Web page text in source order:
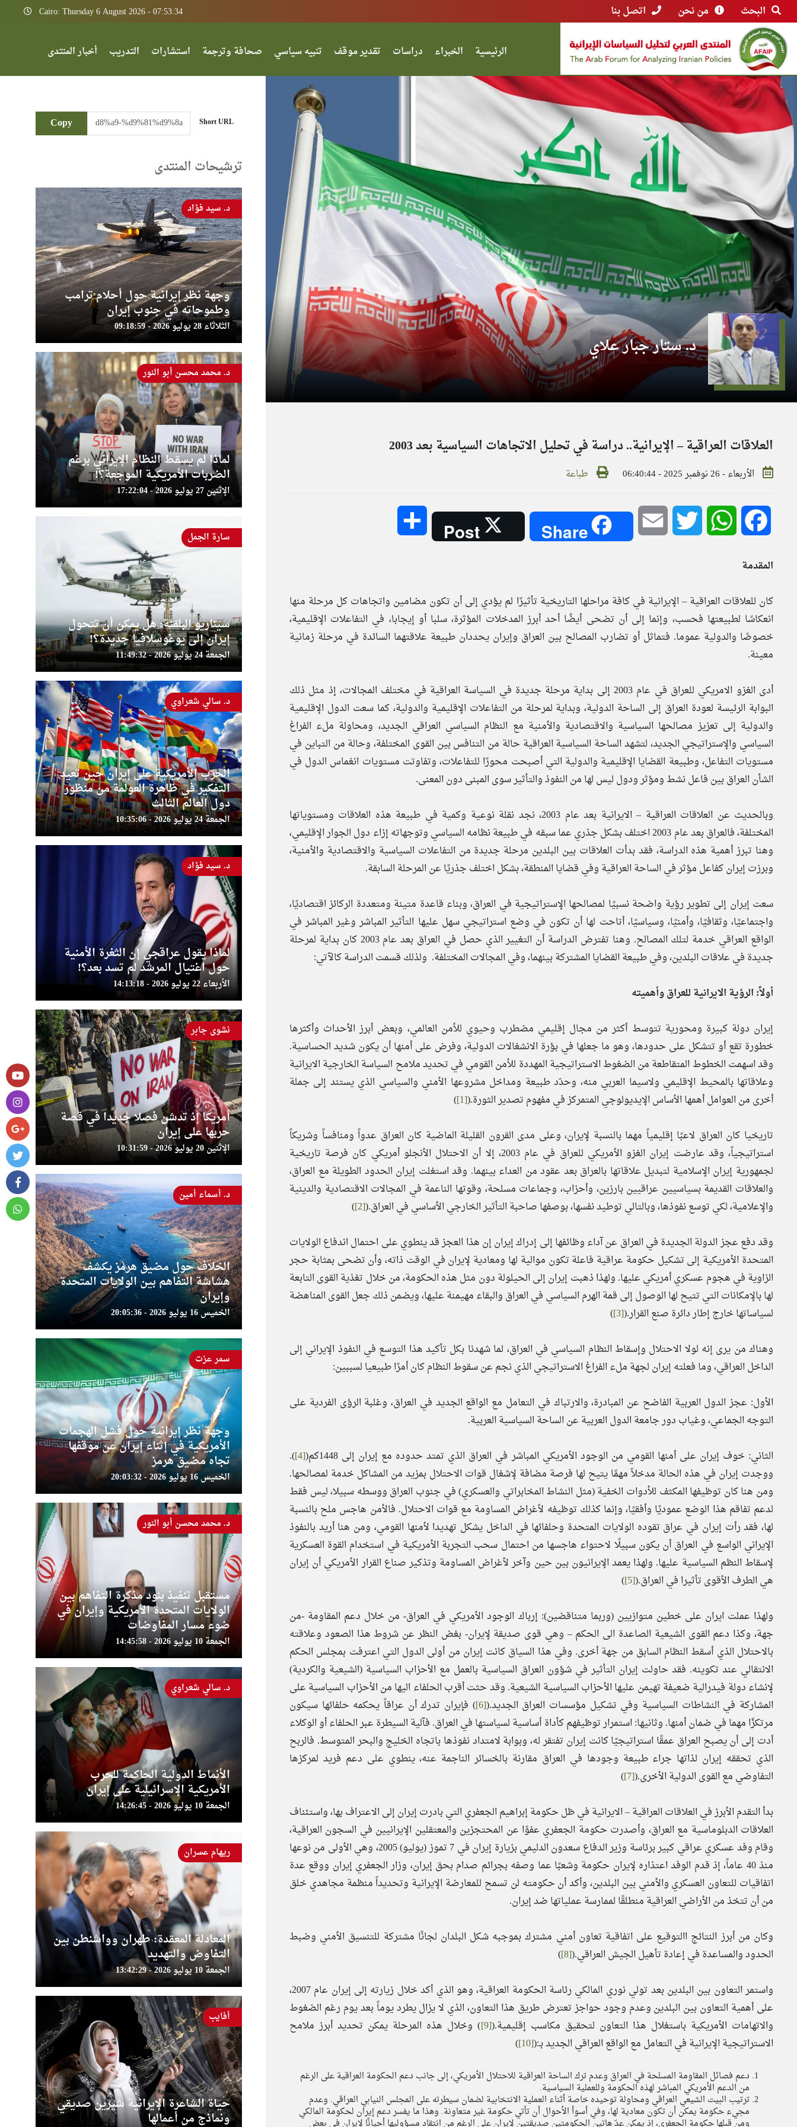
البحث من نحن اتصل بنا Cairo: Thursday 6 August 2026 - 07:53:34
الرئيسية الخبراء دراسات تقدير موقف تنبيه سياسي صحافة وترجمة استشارات التدريب أخبار المنتدى
د. ستار جبار علاي
العلاقات العراقية – الإيرانية.. دراسة في تحليل الاتجاهات السياسية بعد 2003
الأربعاء - 26 نوفمبر 2025 - 06:40:44 طباعة
Facebook
WhatsApp
Twitter
Email
Share
Post
المقدمة
كان للعلاقات العراقية – الإيرانية في كافة مراحلها التاريخية تأثيرًا لم يؤدي إلى أن تكون مضامين واتجاهات كل مرحلة منها
انعكاسًا لطبيعتها فحسب، وإنما إلى أن تضحى أيضًا أحد أبرز المدخلات المؤثرة، سلبا أو إيجابا، في التفاعلات الإقليمية،
خصوصًا والدولية عموما. فتماثل أو تضارب المصالح بين العراق وإيران يحددان طبيعة علاقتهما السائدة في مرحلة زمانية
معينة.
أدى الغزو الامريكي للعراق في عام 2003 إلى بداية مرحلة جديدة في السياسة العراقية في مختلف المجالات، إذ مثل ذلك
البوابة الرئيسة لعودة العراق إلى الساحة الدولية، وبداية لمرحلة من التفاعلات الإقليمية والدولية، كما سعت الدول الإقليمية
والدولية إلى تعزيز مصالحها السياسية والاقتصادية والأمنية مع النظام السياسي العراقي الجديد، ومحاولة ملء الفراغ
السياسي والإستراتيجي الجديد، لتشهد الساحة السياسية العراقية حالة من التنافس بين القوى المختلفة، وحالة من التباين في
مستويات التفاعل، وطبيعة القضايا الإقليمية والدولية التي أصبحت محورًا للتفاعلات، وتفاوتت مستويات انغماس الدول في
الشأن العراق بين فاعل نشط ومؤثر ودول ليس لها من النفوذ والتأثير سوى المبنى دون المعنى.
وبالحديث عن العلاقات العراقية – الايرانية بعد عام 2003، نجد نقلة نوعية وكمية في طبيعة هذه العلاقات ومستوياتها
المختلفة، فالعراق بعد عام 2003 اختلف بشكل جذري عما سبقه في طبيعة نظامه السياسي وتوجهاته إزاء دول الجوار الإقليمي،
وهنا تبرز أهمية هذه الدراسة، فقد بدأت العلاقات بين البلدين مرحلة جديدة من التفاعلات السياسية والاقتصادية والأمنية،
وبرزت إيران كفاعل مؤثر في الساحة العراقية وفي قضايا المنطقة، بشكل اختلف جذريًا عن المرحلة السابقة.
سعت إيران إلى تطوير رؤية واضحة نسبيًا لمصالحها الإستراتيجية في العراق، وبناء قاعدة متينة ومتعددة الركائز اقتصاديًا،
واجتماعيًا، وثقافيًا، وأمنيًا، وسياسيًا، أتاحت لها أن تكون في وضع استراتيجي سهل عليها التأثير المباشر وغير المباشر في
الواقع العراقي خدمة لتلك المصالح. وهنا تفترض الدراسة أن التغيير الذي حصل في العراق بعد عام 2003 كان بداية لمرحلة
جديدة في علاقات البلدين، وفي طبيعة القضايا المشتركة بينهما، وفي المجالات المختلفة. ولذلك قسمت الدراسة كالآتي:
أولاً: الرؤية الايرانية للعراق وأهميته
إيران دولة كبيرة ومحورية تتوسط أكثر من مجال إقليمي مضطرب وحيوي للأمن العالمي، وبعض أبرز الأحداث وأكثرها
خطورة تقع أو تتشكل على حدودها، وهو ما جعلها في بؤرة الانشغالات الدولية، وفرض على أمنها أن يكون شديد الحساسية.
وقد اسهمت الخطوط المتقاطعة من الضغوط الاستراتيجية المهددة للأمن القومي في تحديد ملامح السياسة الخارجية الايرانية
وعلاقاتها بالمحيط الإقليمي ولاسيما العربي منه، وحدّد طبيعة ومداخل مشروعها الأمني والسياسي الذي يستند إلى جملة
أخرى من العوامل أهمها الأساس الإيديولوجي المتمركز في مفهوم تصدير الثورة.([1]
)
تاريخيا كان العراق لاعبًا إقليمياً مهما بالنسبة لإيران، وعلى مدى القرون القليلة الماضية كان العراق عدواً ومنافساً وشريكاً
استراتيجياً، وقد عارضت إيران الغزو الأمريكي للعراق في عام 2003، إلا أن الاحتلال الأنجلو أمريكي كان فرصة تاريخية
لجمهورية إيران الإسلامية لتبديل علاقاتها بالعراق بعد عقود من العداء بينهما. وقد استغلت إيران الحدود الطويلة مع العراق،
والعلاقات القديمة بسياسيين عراقيين بارزين، وأحزاب، وجماعات مسلحة، وقوتها الناعمة في المجالات الاقتصادية والدينية
والإعلامية، لكي توسع نفوذها، وبالتالي توطيد نفسها، بوصفها صاحبة التأثير الخارجي الأساسي في العراق.([2]
)
وقد دفع عجز الدولة الجديدة في العراق عن آداء وظائفها إلى إدراك إيران إن هذا العجز قد ينطوي على احتمال اندفاع الولايات
المتحدة الأمريكية إلى تشكيل حكومة عراقية فاعلة تكون موالية لها ومعادية لإيران في الوقت ذاته، وأن تضحى بمثابة حجر
الزاوية في هجوم عسكري أمريكي عليها. ولهذا ذهبت إيران إلى الحيلولة دون مثل هذه الحكومة، من خلال تغذية القوى التابعة
لها بالإمكانات التي تتيح لها الوصول إلى قمة الهرم السياسي في العراق والبقاء مهيمنة عليها، ويضمن ذلك جعل القوى المناهضة
لسياساتها خارج إطار دائرة صنع القرار.([3]
)
وهناك من يرى إنه لولا الاحتلال وإسقاط النظام السياسي في العراق، لما شهدنا بكل تأكيد هذا التوسع في النفوذ الإيراني إلى
الداخل العراقي، وما فعلته إيران لجهة ملء الفراغ الاستراتيجي الذي نجم عن سقوط النظام كان أمرًا طبيعيا لسببين:
الأول: عجز الدول العربية الفاضح عن المبادرة، والارتباك في التعامل مع الواقع الجديد في العراق، وغلبة الرؤى الفردية على
التوجه الجماعي، وغياب دور جامعة الدول العربية عن الساحة السياسية العربية.
الثاني: خوف إيران على أمنها القومي من الوجود الأمريكي المباشر في العراق الذي تمتد حدوده مع إيران إلى 1448كم(
[4]
).
ووجدت إيران في هذه الحالة مدخلاً مهمًا يتيح لها فرصة مضافة لإشغال قوات الاحتلال بمزيد من المشاكل خدمة لمصالحها.
ومن هنا كان توظيفها المكثف للأدوات الخفية (مثل النشاط المخابراتي والعسكري) في جنوب العراق ووسطه سبيلا، ليس فقط
لدعم تفاقم هذا الوضع عموديًا وأفقيًا، وإنما كذلك توظيفه لأغراض المساومة مع قوات الاحتلال. فالأمن هاجس ملح بالنسبة
لها، فقد رأت إيران في عراق تقوده الولايات المتحدة وحلفائها في الداخل يشكل تهديدا لأمنها القومي، ومن هنا أريد بالنفوذ
الإيراني الواسع في العراق أن يكون سبيلًا لاحتواء هاجسها من احتمال سحب التجربة الأمريكية في استخدام القوة العسكرية
لإسقاط النظم السياسية عليها. ولهذا يعمد الإيرانيون بين حين وآخر لأغراض المساومة وتذكير صناع القرار الأمريكي أن إيران
هي الطرف الأقوى تأثيرا في العراق.([5]
)
ولهذا عملت ايران على خطين متوازيين (وربما متناقضين): إرباك الوجود الأمريكي في العراق- من خلال دعم المقاومة -من
جهة، وكذا دعم القوى الشيعية الصاعدة الى الحكم – وهي قوى صديقة لإيران- بغض النظر عن شروط هذا الصعود وعلاقته
بالاحتلال الذي أسقط النظام السابق من جهة أخرى. وفي هذا السياق كانت إيران من أولى الدول التي اعترفت بمجلس الحكم
الانتقالي عند تكوينه. فقد حاولت إيران التأثير في شؤون العراق السياسية بالعمل مع الأحزاب السياسية (الشيعية والكردية)
لإنشاء دولة فيدرالية ضعيفة تهيمن عليها الأحزاب السياسية الشيعية. وقد حثت أقرب الحلفاء اليها من الأحزاب السياسية على
المشاركة في النشاطات السياسية وفي تشكيل مؤسسات العراق الجديد.([6] ) فإيران تدرك أن عراقاً يحكمه حلفائها سيكون
مرتكزًا مهما في ضمان أمنها. وثانيها: استمرار توظيفهم كأداة أساسية لسياستها في العراق. فآلية السيطرة عبر الحلفاء أو الوكلاء
أدت إلى أن يصبح العراق عمقًا استراتيجيًا كانت إيران تفتقر له، وبوابة لامتداد نفوذها باتجاه الخليج والبحر المتوسط. فالربح
الذي تحققه إيران لذاتها جراء طبيعة وجودها في العراق مقارنة بالخسائر الناجمة عنه، ينطوي على دعم فريد لمركزها
التفاوضي مع القوى الدولية الأخرى.([7]
)
بدأ التقدم الأبرز في العلاقات العراقية – الايرانية في ظل حكومة إبراهيم الجعفري التي بادرت إيران إلى الاعتراف بها، واستئناف
العلاقات الدبلوماسية مع العراق، وأصدرت حكومة الجعفري عفوًا عن المحتجزين والمعتقلين الإيرانيين في السجون العراقية،
وقام وفد عسكري عراقي كبير برئاسة وزير الدفاع سعدون الدليمي بزيارة إيران في 7 تموز (يوليو) 2005، وهي الأولى من نوعها
منذ 40 عاماً، إذ قدم الوفد اعتذاره لإيران حكومة وشعبًا عما وصفه بجرائم صدام بحق إيران، وزار الجعفري إيران ووقع عدة
اتفاقيات للتعاون العسكري والأمني بين البلدين، وأكد أن حكومته لن تسمح للمعارضة الإيرانية وتحديداً منظمة مجاهدي خلق
من أن تتخذ من الأراضي العراقية منطلقًا لممارسة عملياتها ضد إيران.
وكان من أبرز النتائج االتوقيع على اتفاقية تعاون أمني مشترك بموجبه شكل البلدان لجانًا مشتركة للتنسيق الأمني وضبط
الحدود والمساعدة في إعادة تأهيل الجيش العراقي.([8]
)
واستمر التعاون بين البلدين بعد تولي نوري المالكي رئاسة الحكومة العراقية، وهو الذي أكد خلال زيارته إلى إيران عام 2007،
على أهمية التعاون بين البلدين وعدم وجود حواجز تعترض طريق هذا التعاون، الذي لا يزال يطرد يوماً بعد يوم رغم الضغوط
والاتهامات الأمريكية باستغلال هذا التعاون لتحقيق مكاسب إقليمية.([9] ) وخلال هذه المرحلة يمكن تحديد أبرز ملامح
الاستراتيجية الإيرانية في التعامل مع الواقع العراقي الجديد بـ:([10]
)
دعم فصائل المقاومة المسلحة في العراق وعدم ترك الساحة العراقية للاحتلال الأمريكي، إلى جانب دعم الحكومة العراقية على الرغم
من الدعم الأمريكي المباشر لهذه الحكومة وللعملية السياسية.
ترتيب البيت الشيعي العراقي ومحاولة توحيده خاصة أثناء العملية الانتخابية لضمان سيطرته على المجلس النيابي العراقي. وعدم
مجيء حكومة يمكن أن تكون معادية لها، وفي أسوأ الأحوال أن تأتي حكومة غير متعاونة. وهذا ما يفسر دعم إيران لحكومة المالكي
ومن قبلها حكومة الجعفري، إذ يمكن عدّ هاتين الحكومتين صديقتين لإيران على الرغم من انتقاد مسؤوليها أحيانًا لإيران في بعض
Short URL
Copy
ترشيحات المنتدى
وجهة نظر إيرانية حول أحلام ترامب
وطموحاته في جنوب إيران
الثلاثاء 28 يوليو 2026 - 09:18:59
د. سيد فؤاد
لماذا لم يسقط النظام الإيراني برغم
الضربات الأمريكية الموجعة؟!
الإثنين 27 يوليو 2026 - 17:22:04
د. محمد محسن أبو النور
سيناريو البلقنة: هل يمكن أن تتحول
إيران إلى يوغوسلافيا جديدة؟!
الجمعة 24 يوليو 2026 - 11:49:32
سارة الجمل
الحرب الأمريكية على إيران حين تعيد
التفكير في ظاهرة العولمة من منظور
دول العالم الثالث
الجمعة 24 يوليو 2026 - 10:35:06
د. سالي شعراوي
لماذا يقول عراقجي إن الثغرة الأمنية
حول اغتيال المرشد لم تسد بعد؟!
الأربعاء 22 يوليو 2026 - 14:13:18
د. سيد فؤاد
أمريكا إذ تدشن فصلا جديدا في قصة
حربها على إيران
الإثنين 20 يوليو 2026 - 10:31:59
نشوى جابر
الخلاف حول مضيق هرمز يكشف
هشاشة التفاهم بين الولايات المتحدة
وإيران
الخميس 16 يوليو 2026 - 20:05:36
د. أسماء أمين
وجهة نظر إيرانية حول فشل الهجمات
الأمريكية في إثناء إيران عن موقفها
تجاه مضيق هرمز
الخميس 16 يوليو 2026 - 20:03:32
سمر عزت
مستقبل تنفيذ بنود مذكرة التفاهم بين
الولايات المتحدة الأمريكية وإيران في
ضوء مسار المفاوضات
الجمعة 10 يوليو 2026 - 14:45:58
د. محمد محسن أبو النور
الأنماط الدولية الحاكمة للحرب
الأمريكية الإسرائيلية على إيران
الجمعة 10 يوليو 2026 - 14:26:45
د. سالي شعراوي
المعادلة المعقدة: طهران وواشنطن بين
التفاوض والتهديد
الجمعة 10 يوليو 2026 - 13:42:29
ريهام عسران
حياة الشاعرة الإيرانية شيرين صديقي
ونماذج من أعمالها
أفايب